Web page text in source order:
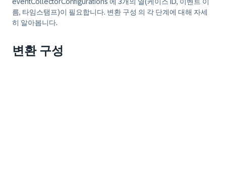
름, 타임스탬프)이 필요합니다. 변환 구성 의 각 단계에 대해 자세
히 알아봅니다.
변환 구성